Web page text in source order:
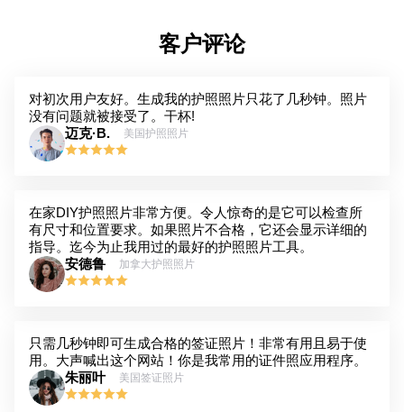
客户评论
对初次用户友好。生成我的护照照片只花了几秒钟。照片
没有问题就被接受了。干杯!
迈克·B.
美国护照照片
在家DIY护照照片非常方便。令人惊奇的是它可以检查所
有尺寸和位置要求。如果照片不合格，它还会显示详细的
指导。迄今为止我用过的最好的护照照片工具。
安德鲁
加拿大护照照片
只需几秒钟即可生成合格的签证照片！非常有用且易于使
用。大声喊出这个网站！你是我常用的证件照应用程序。
朱丽叶
美国签证照片